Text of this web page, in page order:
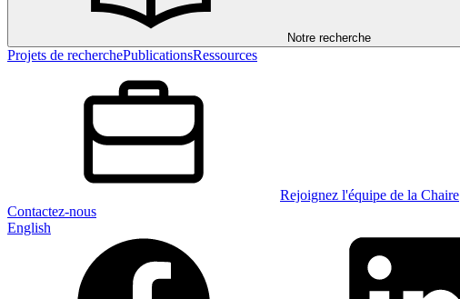
Notre recherche
Projets de recherchePublicationsRessources
Rejoignez l'équipe de la Chaire
Contactez-nous
English